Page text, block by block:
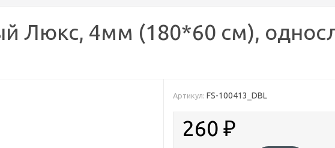
Люкс, 4мм (180*60 см),
Артикул: FS-100413_DBL
260₽